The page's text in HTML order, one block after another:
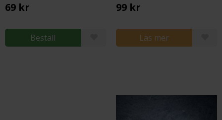
69 kr
Beställ
99 kr
Läs mer